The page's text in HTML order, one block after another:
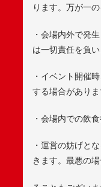
ります。万が一
・会場内外で発
は一切責任を負い
・イベント開催
する場合があり
・会場内での飲
・運営の妨げと
きます。最悪の